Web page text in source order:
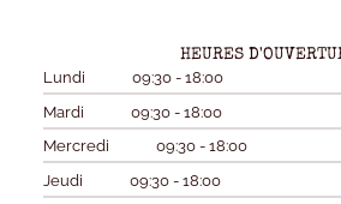
HEURES
Lundi
09:30 - 18:00
Mardi
09:30 - 18:00
Mercredi
09:30 - 18:00
Jeudi
09:30 - 18:00